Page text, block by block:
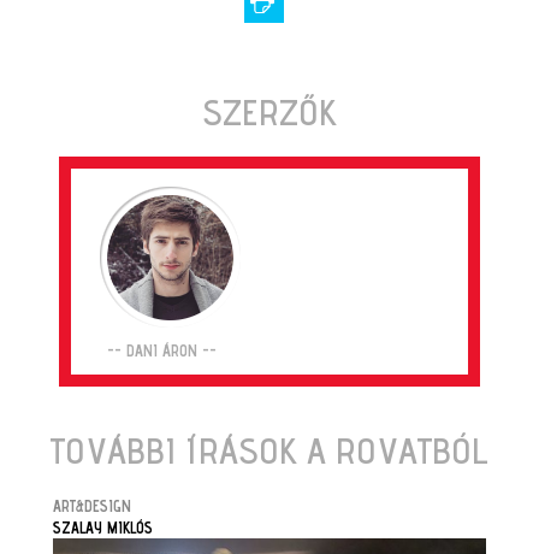
SZERZŐK
-- DANI ÁRON --
TOVÁBBI ÍRÁSOK A ROVATBÓL
ART&DESIGN
SZALAY MIKLÓS